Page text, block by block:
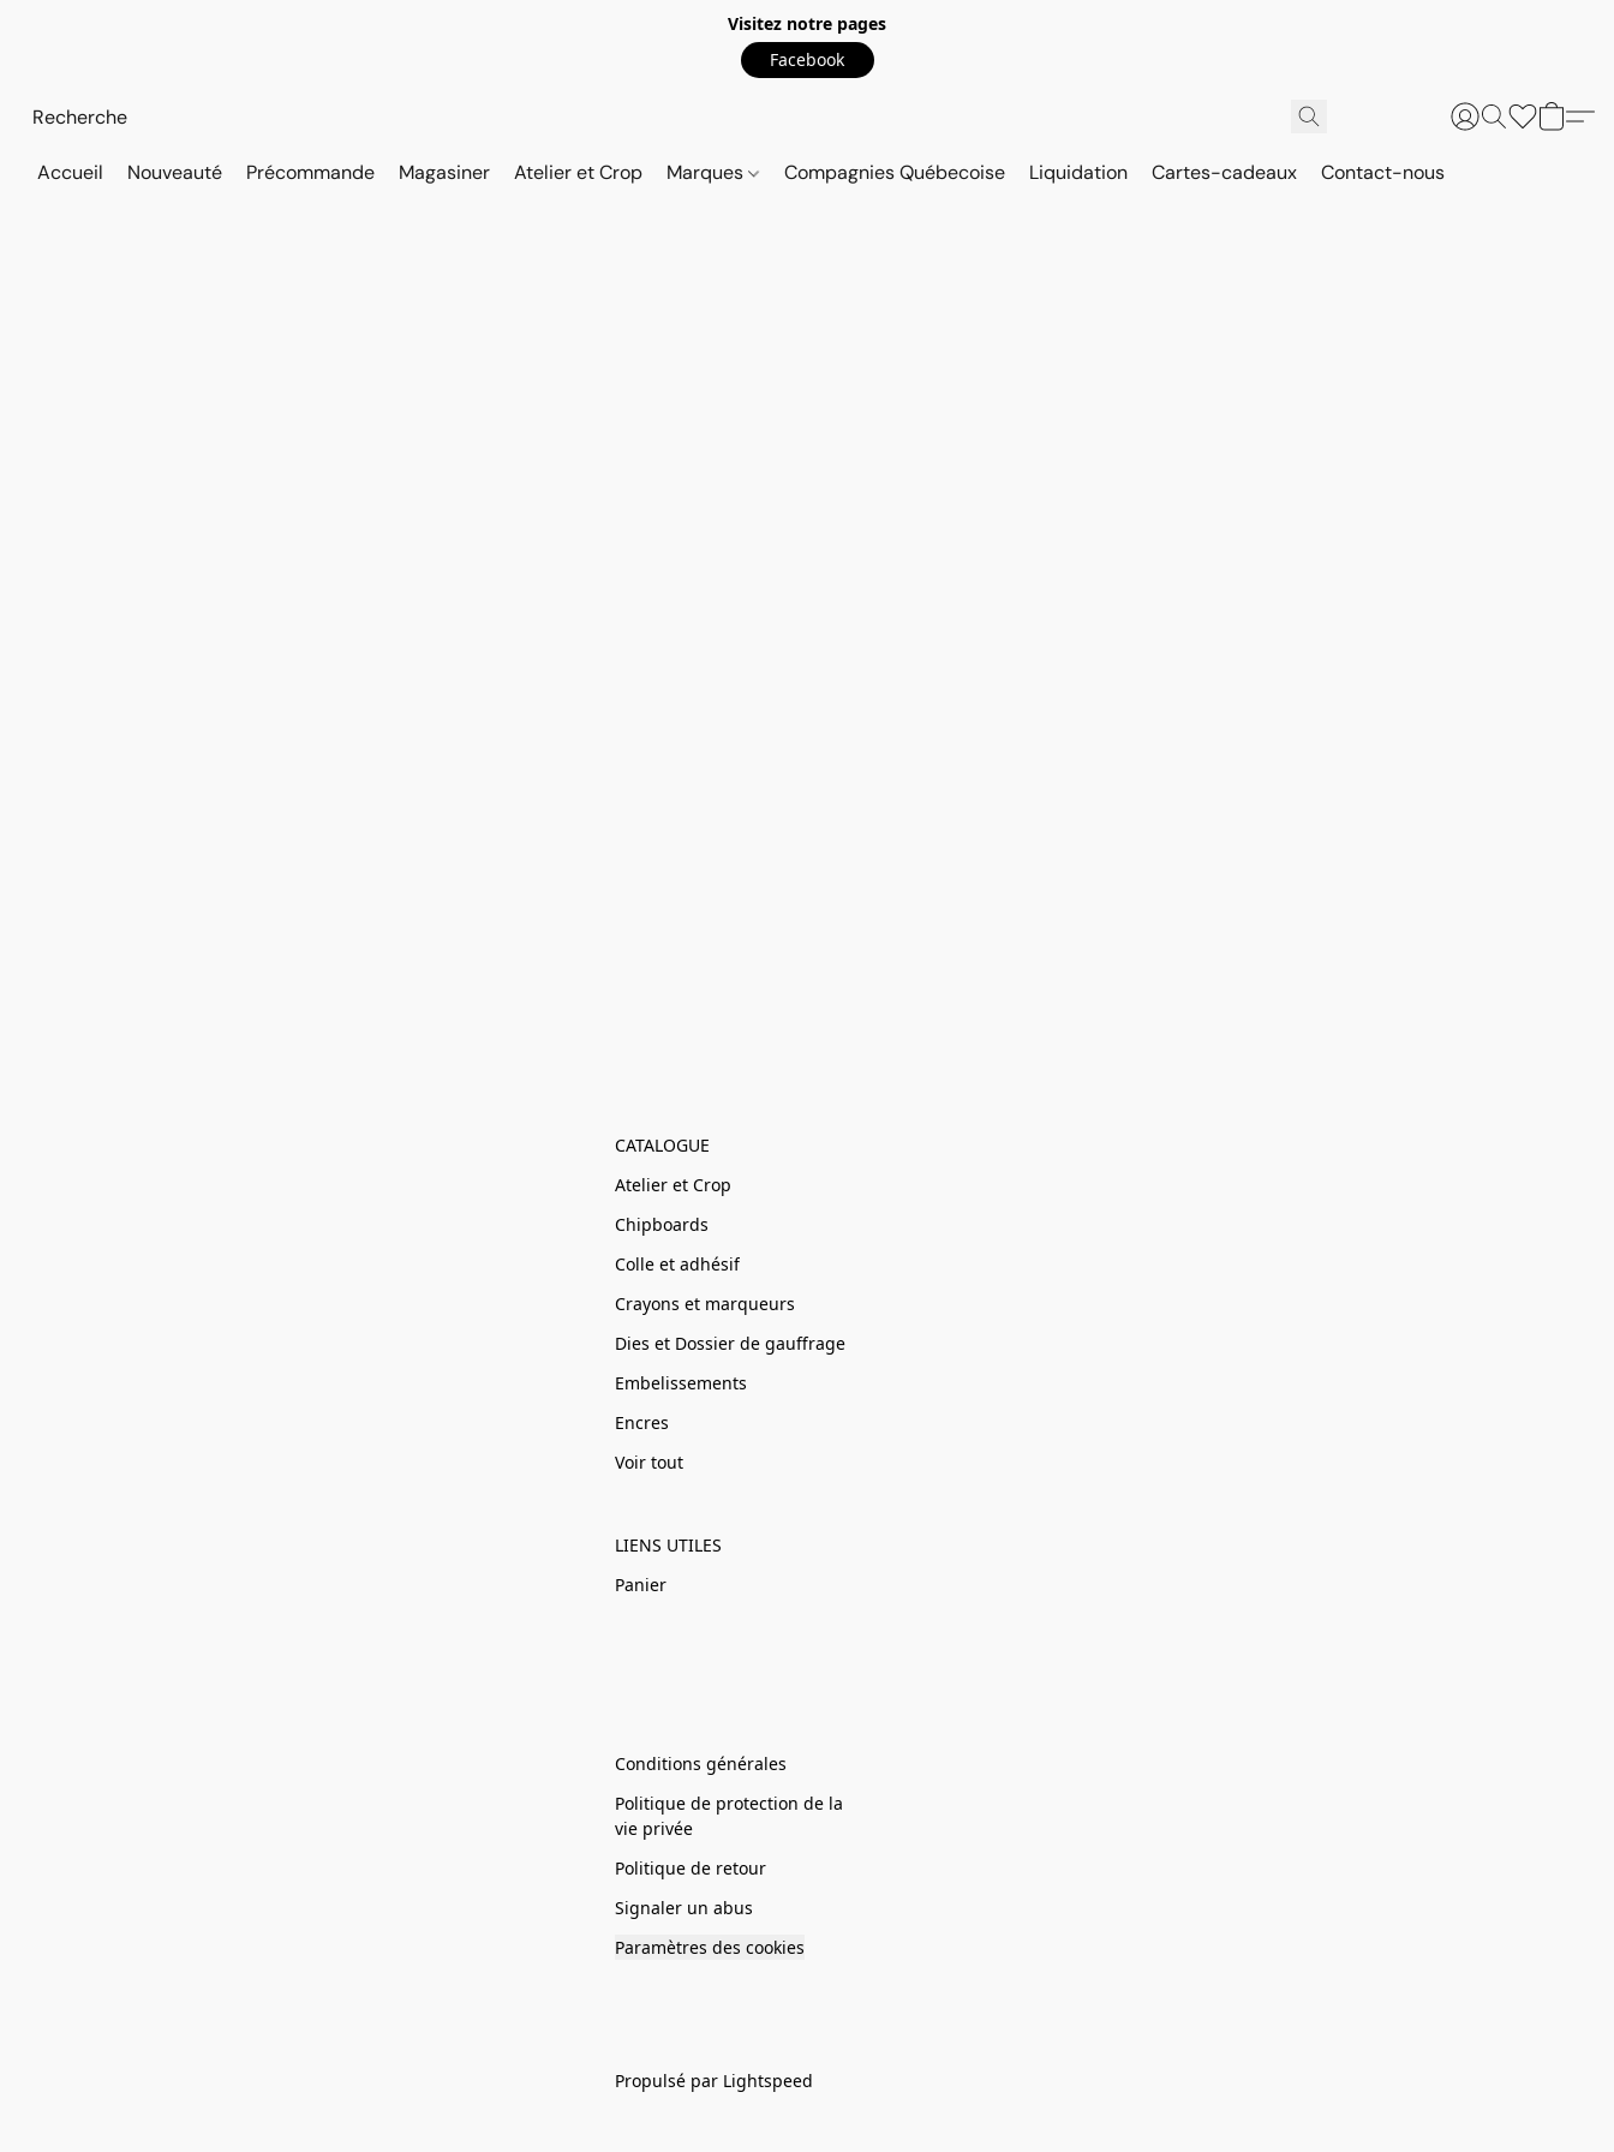
Visitez notre pages
Facebook
Accueil Nouveauté Précommande Magasiner Atelier et Crop Marques Compagnies Québecoise Liquidation Cartes-cadeaux Contact-nous
CATALOGUE
Atelier et Crop
Chipboards
Colle et adhésif
Crayons et marqueurs
Dies et Dossier de gauffrage
Embelissements
Encres
Voir tout
LIENS UTILES
Panier
Conditions générales
Politique de protection de la
vie privée
Politique de retour
Signaler un abus
Paramètres des cookies
Propulsé par Lightspeed